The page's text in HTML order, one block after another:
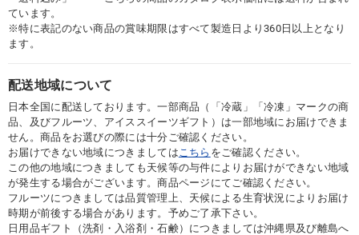
ています。
※特に表記のない商品の賞味期限はすべて製造日より360日以上となり
ます。
配送地域について
日本全国に配送しております。一部商品（「冷蔵」「冷凍」マークの商
品、及びフルーツ、アイススイーツギフト）は一部地域にお届けできま
せん。商品をお選びの際には十分ご確認ください。
お届けできない地域につきましては こちら をご確認ください。
この他の地域につきましても天候等の与件によりお届けができない地域
が発生する場合がございます。商品ページにてご確認ください。
フルーツにつきましては品質管理上、天候による生育状況によりお届け
時期が前後する場合があります。予めご了承下さい。
日用品ギフト（洗剤・入浴剤・石鹸）につきましては沖縄県及び離島へ